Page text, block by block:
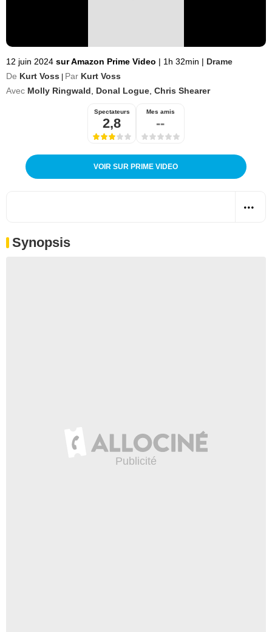
12 juin 2024 sur Amazon Prime Video | 1h 32min | Drame
De Kurt Voss Par Kurt Voss
Avec Molly Ringwald Donal Logue Chris Shearer
Spectateurs
2,8
Mes amis
--
VOIR SUR PRIME VIDEO
Synopsis